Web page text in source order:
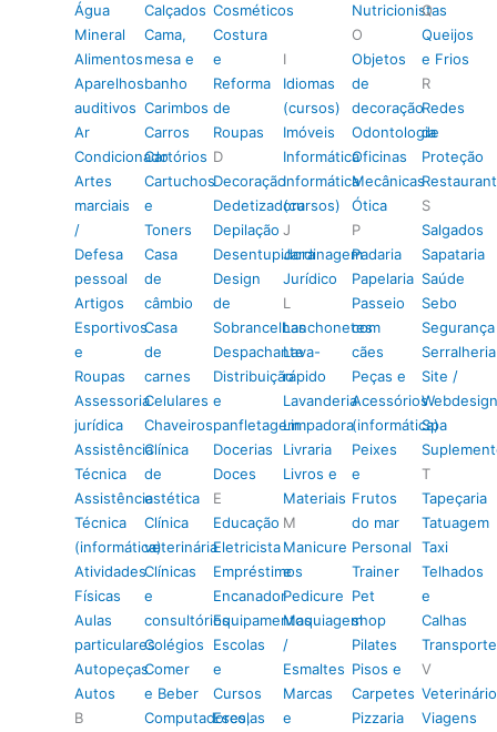
Água
Mineral
Alimentos
Aparelhos
auditivos
Ar
Condicionado
Artes
marciais
/
Defesa
pessoal
Artigos
Esportivos
e
Roupas
Assessoria
jurídica
Assistência
Técnica
Assistência
Técnica
(informática)
Atividades
Físicas
Aulas
particulares
Autopeças
Autos
B
Calçados
Cama,
mesa e
banho
Carimbos
Carros
Cartórios
Cartuchos
e
Toners
Casa
de
câmbio
Casa
de
carnes
Celulares
Chaveiros
Clínica
de
estética
Clínica
veterinária
Clínicas
e
consultórios
Colégios
Comer
e Beber
Computadores,
Cosméticos
Costura
e
Reforma
de
Roupas
D
Decoração
Dedetizadora
Depilação
Desentupidora
Design
de
Sobrancelhas
Despachante
Distribuição
e
panfletagem
Docerias
Doces
E
Educação
Eletricista
Empréstimos
Encanador
Equipamentos
Escolas
e
Cursos
Escolas
I
Idiomas
(cursos)
Imóveis
Informática
Informática
(cursos)
J
Jardinagem
Jurídico
L
Lanchonetes
Lava-
rápido
Lavanderia
Limpadora
Livraria
Livros e
Materiais
M
Manicure
e
Pedicure
Maquiagem
/
Esmaltes
Marcas
e
Nutricionistas
O
Objetos
de
decoração
Odontologia
Oficinas
Mecânicas
Ótica
P
Padaria
Papelaria
Passeio
com
cães
Peças e
Acessórios
(informática)
Peixes
e
Frutos
do mar
Personal
Trainer
Pet
shop
Pilates
Pisos e
Carpetes
Pizzaria
Q
Queijos
e Frios
R
Redes
de
Proteção
S
Salgados
Sapataria
Saúde
Sebo
Segurança
Serralheria
Site /
Webdesign
Spa
T
Tapeçaria
Tatuagem
Taxi
Telhados
e
Calhas
V
Veterinário
Viagens